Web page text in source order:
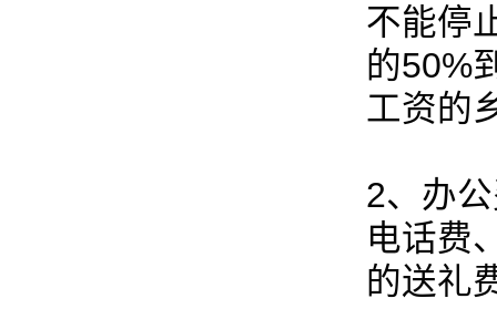
不能停
的50%
工资的
2、办
电话费
的送礼